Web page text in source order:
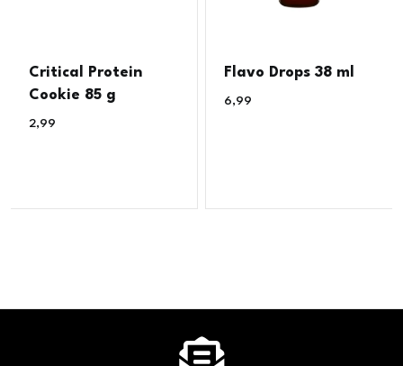
Critical Protein
Cookie 85 g
2,99
Flavo Drops 38 ml
6,99